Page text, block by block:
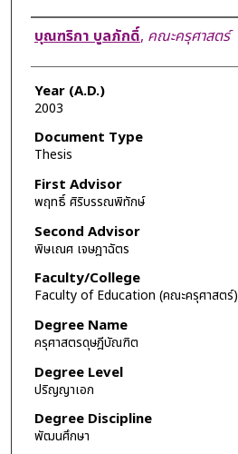
Author
บุณฑริกา บูลภักดิ์, คณะครุศาสตร์
Year (A.D.)
2003
Document Type
Thesis
First Advisor
พฤทธิ์ ศิริบรรณพิทักษ์
Second Advisor
พิษเณศ เจษฎาฉัตร
Faculty/College
Faculty of Education (คณะครุศาสตร์)
Degree Name
ครุศาสตรดุษฎีบัณฑิต
Degree Level
ปริญญาเอก
Degree Discipline
พัฒนศึกษา